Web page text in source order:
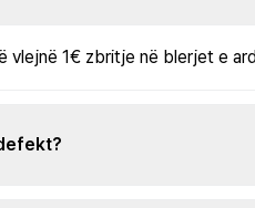
vlejnë 1€ zbritje në blerjet e